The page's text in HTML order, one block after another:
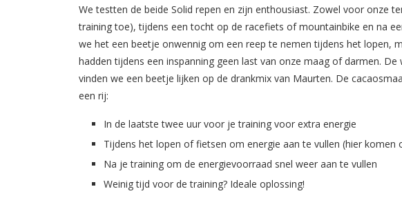
We testten de beide Solid repen en zijn enthousiast. Zowel voor onze
training toe), tijdens een tocht op de racefiets of mountainbike en na
we het een beetje onwennig om een reep te nemen tijdens het lopen,
hadden tijdens een inspanning geen last van onze maag of darmen.
vinden we een beetje lijken op de drankmix van Maurten. De
een rij:
In de laatste twee uur voor je training voor extra energie
Tijdens het lopen of fietsen om energie aan te vullen (hier komen
Na je training om de energievoorraad snel weer aan te vullen
Weinig tijd voor de training? Ideale oplossing!